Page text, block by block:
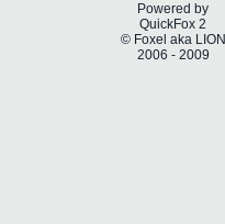
Powered by
QuickFox 2
© Foxel aka LION
2006 - 2009